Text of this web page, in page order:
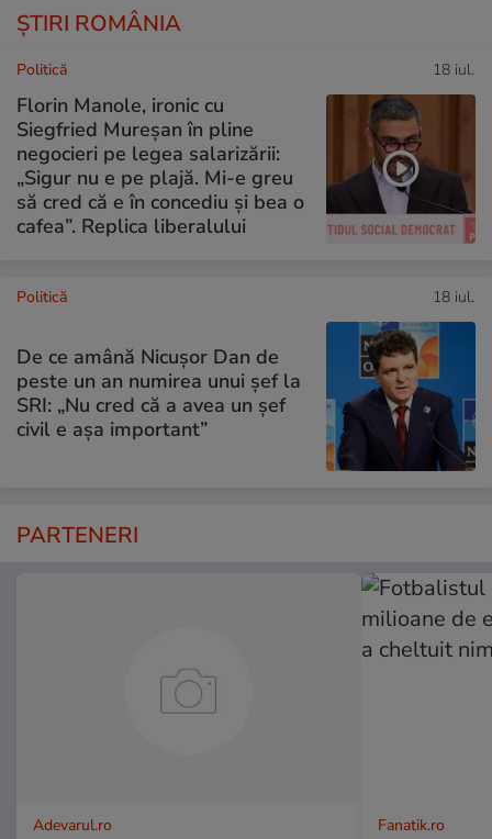
ȘTIRI ROMÂNIA
Politică 18 iul.
Florin Manole, ironic cu
Siegfried Mureșan în pline
negocieri pe legea salarizării:
„Sigur nu e pe plajă. Mi-e greu
să cred că e în concediu și bea o
cafea”. Replica liberalului
Politică 18 iul.
De ce amână Nicușor Dan de
peste un an numirea unui șef la
SRI: „Nu cred că a avea un şef
civil e așa important”
PARTENERI
Adevarul.ro Fanatik.ro